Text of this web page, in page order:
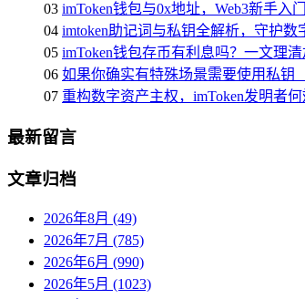
03 imToken钱包与0x地址，Web3新手入
04 imtoken助记词与私钥全解析，守护数
05 imToken钱包存币有利息吗？一文理
06 如果你确实有特殊场景需要使用私钥
07 重构数字资产主权，imToken发明者何
最新留言
文章归档
2026年8月 (49)
2026年7月 (785)
2026年6月 (990)
2026年5月 (1023)